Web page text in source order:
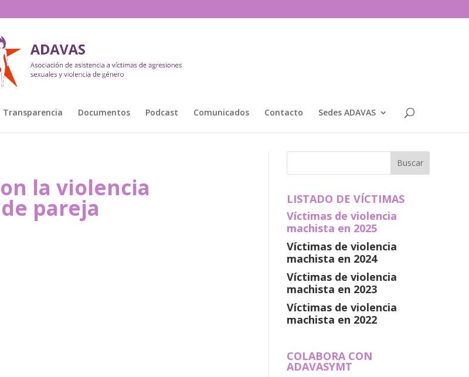
Transparencia Documentos Podcast Comunicados Contacto Sedes ADAVAS
la violencia
pareja
LISTADO DE VÍCTIMAS
Víctimas de violencia
machista en 2025
Víctimas de violencia
machista en 2024
Víctimas de violencia
machista en 2023
Víctimas de violencia
machista en 2022
COLABORA CON
ADAVASYMT